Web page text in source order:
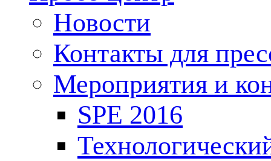
Новости
Контакты для
Мероприятия и
SPE 2016